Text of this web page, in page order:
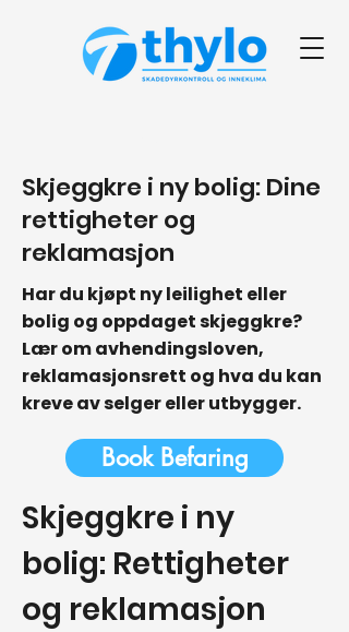
Skjeggkre i ny bolig: Dine
rettigheter og
reklamasjon
Har du kjøpt ny leilighet eller
bolig og oppdaget skjeggkre?
Lær om avhendingsloven,
reklamasjonsrett og hva du kan
kreve av selger eller utbygger.
Book Befaring
Skjeggkre i ny
bolig: Rettigheter
og reklamasjon